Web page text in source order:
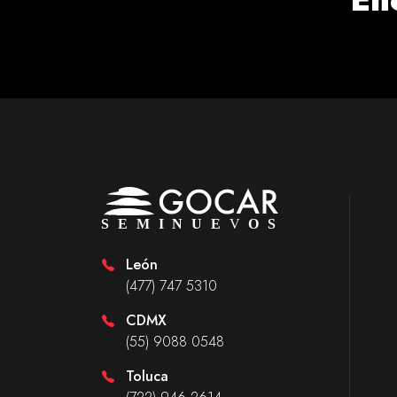
León
(477) 747 5310
CDMX
(55) 9088 0548
Toluca